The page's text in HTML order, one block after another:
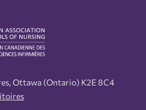
Ottawa (Ontario) K2E 8C4